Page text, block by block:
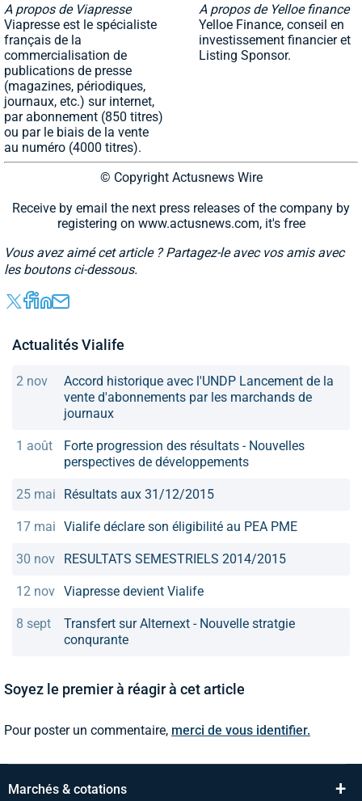
A propos de Viapresse
Viapresse est le spécialiste
français de la
commercialisation de
publications de presse
(magazines, périodiques,
journaux, etc.) sur internet,
par abonnement (850 titres)
ou par le biais de la vente
au numéro (4000 titres).
A propos de Yelloe finance
Yelloe Finance, conseil en
investissement financier et
Listing Sponsor.
© Copyright Actusnews Wire
Receive by email the next press releases of the company by
registering on www.actusnews.com, it's free
Vous avez aimé cet article ? Partagez-le avec vos amis avec
les boutons ci-dessous.
Actualités Vialife
2 nov
Accord historique avec l'UNDP Lancement de la
vente d'abonnements par les marchands de
journaux
1 août
Forte progression des résultats - Nouvelles
perspectives de développements
25 mai Résultats aux 31/12/2015
17 mai Vialife déclare son éligibilité au PEA PME
30 nov RESULTATS SEMESTRIELS 2014/2015
12 nov Viapresse devient Vialife
8 sept
Transfert sur Alternext - Nouvelle stratgie
conqurante
Soyez le premier à réagir à cet article
Pour poster un commentaire, merci de vous identifier.
Marchés & cotations +